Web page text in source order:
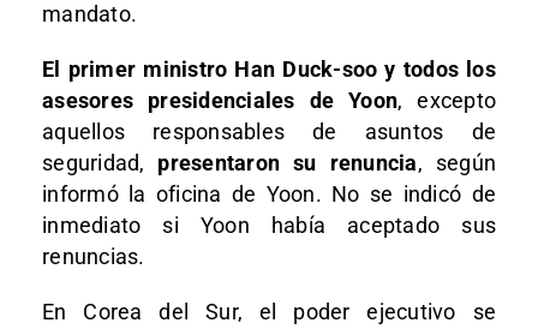
mandato.
El primer ministro Han Duck-soo y todos los
asesores presidenciales de Yoon, excepto
aquellos responsables de asuntos de
seguridad, presentaron su renuncia, según
informó la oficina de Yoon. No se indicó de
inmediato si Yoon había aceptado sus
renuncias.
En Corea del Sur, el poder ejecutivo se